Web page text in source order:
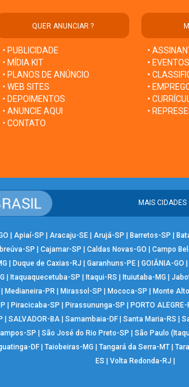
QUER ANUNCIAR ?
• PUBLICIDADE
• MÍDIA KIT
• PLANOS DE ANÚNCIO
• WEB SITES
• DEPOIMENTOS
• ANUNCIE AQUI
• CONTATO
•
•
•
•
•
•
MAIS CIDADES
| Apiaí-SP | Aracaju-SE| Arujá-SP | Barretos-SP |
SP | Cajamar-SP | Caldas Novas-GO | Campo
| Duque de Caxias-RJ | Garanhuns-PE | GOIÂNIA-GO |
| Itaquaquecetuba-SP | Itaqui-RS | Ituiutaba-MG |
| Medianeira-PR | Mirassol-SP | Mococa-SP | Monte
| Piracicaba-SP | Pirassununga-SP | PORTO ALEGRE-
| SALVADOR-BA | Samambaia-DF | Santa Maria-RS |
SP | São José do Rio Preto-SP | São Paulo
DF| Taiobeiras-MG | Tangará da Serra-MT|
ES | Volta Redonda-RJ |